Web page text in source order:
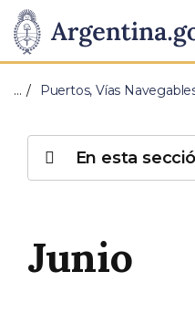
Presidencia
de
Nación
Pasar al contenido
… Puertos, Vías
Junio
En esta